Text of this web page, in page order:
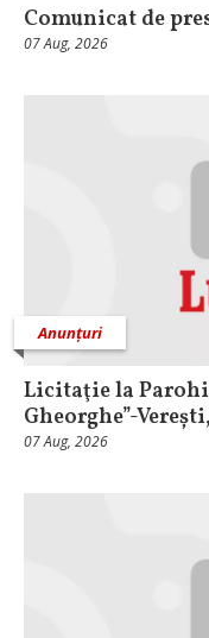
Comunicat de
07 Aug, 2026
Anunțuri
Licitaţie la
Gheorghe”-
07 Aug, 2026